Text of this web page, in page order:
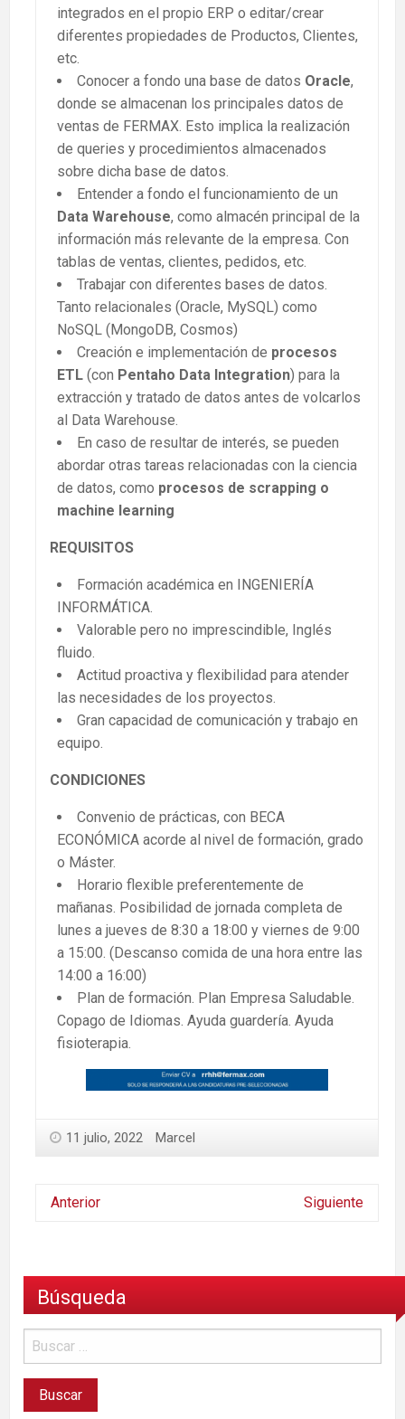
integrados en el propio ERP o editar/crear
diferentes propiedades de Productos, Clientes,
etc.
Conocer a fondo una base de datos Oracle,
donde se almacenan los principales datos de
ventas de FERMAX. Esto implica la realización
de queries y procedimientos almacenados
sobre dicha base de datos.
Entender a fondo el funcionamiento de un
Data Warehouse, como almacén principal de la
información más relevante de la empresa. Con
tablas de ventas, clientes, pedidos, etc.
Trabajar con diferentes bases de datos.
Tanto relacionales (Oracle, MySQL) como
NoSQL (MongoDB, Cosmos)
Creación e implementación de procesos
ETL (con Pentaho Data Integration) para la
extracción y tratado de datos antes de volcarlos
al Data Warehouse.
En caso de resultar de interés, se pueden
abordar otras tareas relacionadas con la ciencia
de datos, como procesos de scrapping o
machine learning
REQUISITOS
Formación académica en INGENIERÍA
INFORMÁTICA.
Valorable pero no imprescindible, Inglés
fluido.
Actitud proactiva y flexibilidad para atender
las necesidades de los proyectos.
Gran capacidad de comunicación y trabajo en
equipo.
CONDICIONES
Convenio de prácticas, con BECA
ECONÓMICA acorde al nivel de formación, grado
o Máster.
Horario flexible preferentemente de
mañanas. Posibilidad de jornada completa de
lunes a jueves de 8:30 a 18:00 y viernes de 9:00
a 15:00. (Descanso comida de una hora entre las
14:00 a 16:00)
Plan de formación. Plan Empresa Saludable.
Copago de Idiomas. Ayuda guardería. Ayuda
fisioterapia.
11 julio, 2022 Marcel
Anterior Siguiente
Búsqueda